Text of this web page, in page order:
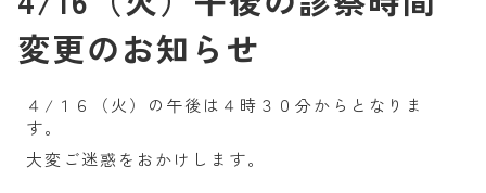
変更のお知らせ
４/１６（火）の午後は４時３０分からとなりま
す。
大変ご迷惑をおかけします。